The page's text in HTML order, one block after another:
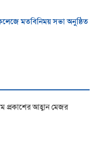
মতবিনিময় সভা অনুষ্ঠিত
প্রকাশের আহ্বান মেজর